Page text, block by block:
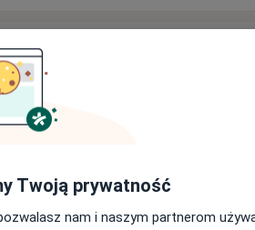
Twoją prywatność
nam i naszym partnerom